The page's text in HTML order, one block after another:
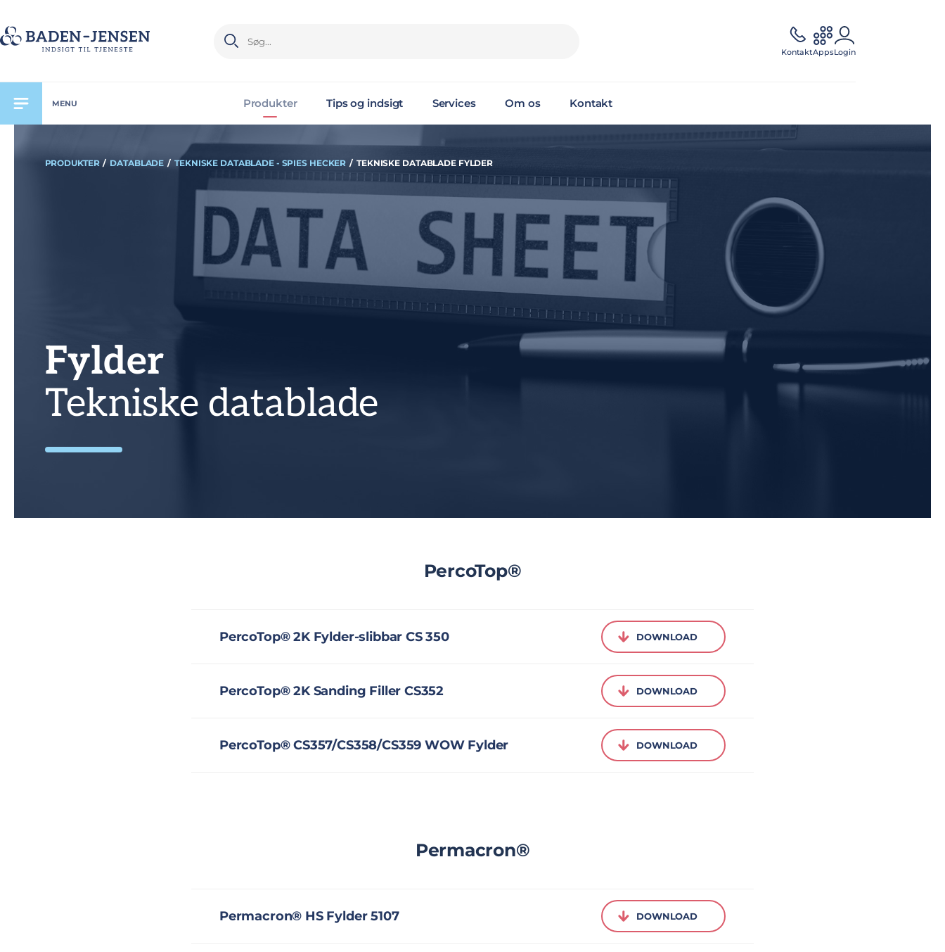
KontaktAppsLogin
MENU Produkter Tips og indsigt Services Om os Kontakt
PRODUKTER / DATABLADE / TEKNISKE DATABLADE - SPIES HECKER / TEKNISKE DATABLADE FYLDER
Fylder
Tekniske datablade
PercoTop®
PercoTop® 2K Fylder-slibbar CS 350 DOWNLOAD
PercoTop® 2K Sanding Filler CS352 DOWNLOAD
PercoTop® CS357/CS358/CS359 WOW Fylder DOWNLOAD
Permacron®
Permacron® HS Fylder 5107 DOWNLOAD